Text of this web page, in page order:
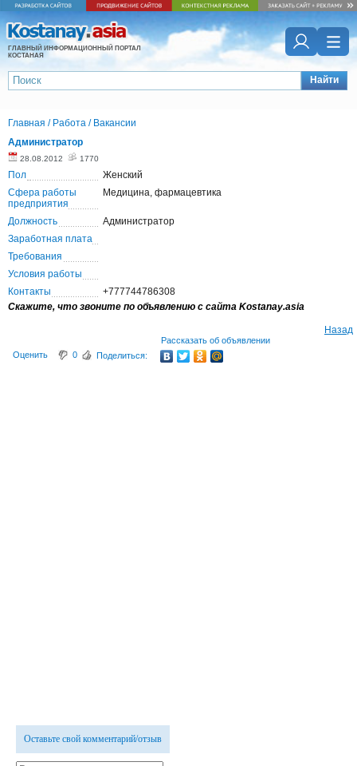
ГЛАВНЫЙ ИНФОРМАЦИОННЫЙ ПОРТАЛ
КОСТАНАЯ
Найти
Главная / Работа / Вакансии
Администратор
28.08.2012 1770
Пол
Женский
Сфера работы
предприятия
Медицина, фармацевтика
Должность
Администратор
Заработная плата
Требования
Условия работы
Контакты
+777744786308
Скажите, что звоните по объявлению с сайта Kostanay.asia
Назад
Рассказать об объявлении
Оценить
0 Поделиться:
Оставьте свой комментарий/отзыв